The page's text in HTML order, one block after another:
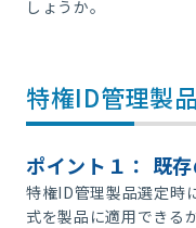
しょうか。
特権ID管理製
ポイント１： 既
特権ID管理製品選定時
式を製品に適用できる